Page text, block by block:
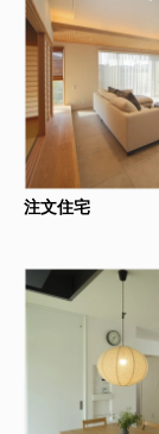
注文住宅